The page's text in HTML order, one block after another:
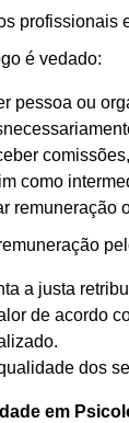
profissionais
é vedado:
pessoa ou
como
remuneração
a justa
de acordo
dos
em